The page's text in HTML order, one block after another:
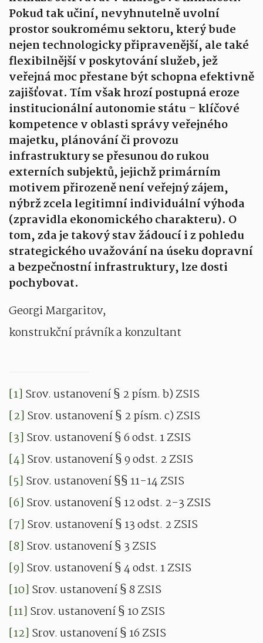
Pokud tak učiní, nevyhnutelně uvolní
prostor soukromému sektoru, který bude
nejen technologicky připravenější, ale také
flexibilnější v poskytování služeb, jež
veřejná moc přestane být schopna efektivně
zajišťovat. Tím však hrozí postupná eroze
institucionální autonomie státu – klíčové
kompetence v oblasti správy veřejného
majetku, plánování či provozu
infrastruktury se přesunou do rukou
externích subjektů, jejichž primárním
motivem přirozeně není veřejný zájem,
nýbrž zcela legitimní individuální výhoda
(zpravidla ekonomického charakteru). O
tom, zda je takový stav žádoucí i z pohledu
strategického uvažování na úseku dopravní
a bezpečnostní infrastruktury, lze dosti
pochybovat.
Georgi Margaritov,
konstrukční právník a konzultant
[1] Srov. ustanovení § 2 písm. b) ZSIS
[2] Srov. ustanovení § 2 písm. c) ZSIS
[3] Srov. ustanovení § 6 odst. 1 ZSIS
[4] Srov. ustanovení § 9 odst. 2 ZSIS
[5] Srov. ustanovení §§ 11-14 ZSIS
[6] Srov. ustanovení § 12 odst. 2-3 ZSIS
[7] Srov. ustanovení § 13 odst. 2 ZSIS
[8] Srov. ustanovení § 3 ZSIS
[9] Srov. ustanovení § 4 odst. 1 ZSIS
[10] Srov. ustanovení § 8 ZSIS
[11] Srov. ustanovení § 10 ZSIS
[12] Srov. ustanovení § 16 ZSIS